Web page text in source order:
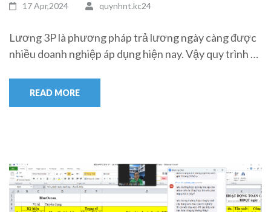
17 Apr,2024 quynhnt.kc24
Lương 3P là phương pháp trả lương ngày càng được
nhiều doanh nghiệp áp dụng hiện nay. Vậy quy trình …
READ MORE